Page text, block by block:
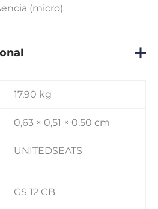
(micro)
17,90 kg
0,63 × 0,51 × 0,50 cm
UNITEDSEATS
GS 12 CB